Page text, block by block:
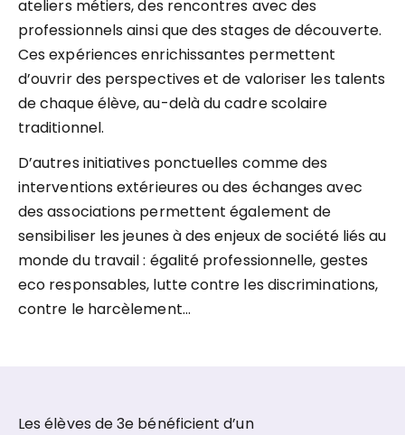
ateliers métiers, des rencontres avec des
professionnels ainsi que des stages de découverte.
Ces expériences enrichissantes permettent
d’ouvrir des perspectives et de valoriser les talents
de chaque élève, au-delà du cadre scolaire
traditionnel.
D’autres initiatives ponctuelles comme des
interventions extérieures ou des échanges avec
des associations permettent également de
sensibiliser les jeunes à des enjeux de société liés au
monde du travail : égalité professionnelle, gestes
eco responsables, lutte contre les discriminations,
contre le harcèlement…
Les élèves de 3e bénéficient d’un